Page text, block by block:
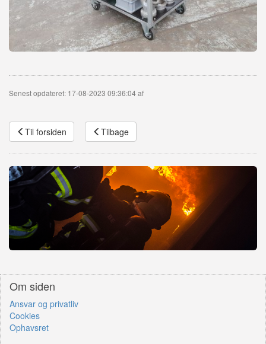
Senest opdateret: 17-08-2023 09:36:04 af
Til forsiden Tilbage
Om siden
Ansvar og privatliv
Cookies
Ophavsret